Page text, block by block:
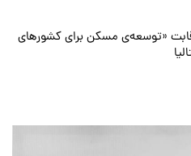
«توسعه‌ی مسکن برای کشورهای